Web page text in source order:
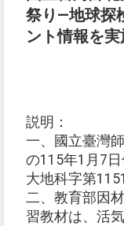
祭り—地球探
ント情報を実
説明：
一、國立臺灣
の115年1月7
大地科字第
二、教育部因
習教材は、活